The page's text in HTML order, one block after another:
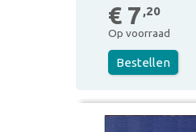
€ 7 ,20
Op voorraad
Bestellen